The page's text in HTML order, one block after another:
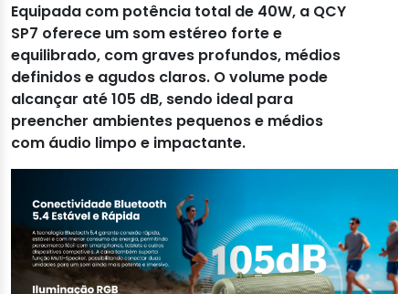
Equipada com potência total de 40W, a QCY
SP7 oferece um som estéreo forte e
equilibrado, com graves profundos, médios
definidos e agudos claros. O volume pode
alcançar até 105 dB, sendo ideal para
preencher ambientes pequenos e médios
com áudio limpo e impactante.